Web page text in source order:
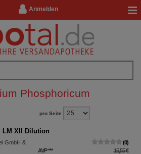
Anmelden
Phosphoricum
pro Seite
LM XII Dilution
GmbH &
0
AVP*** 16,55 €